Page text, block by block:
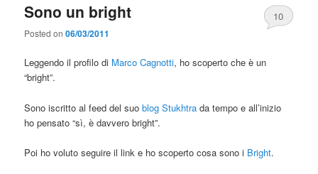
Sono un bright
Posted on06/03/2011
10
Leggendo il profilo di Marco Cagnotti, ho scoperto che è un
“bright”.
Sono iscritto al feed del suoblog Stukhtra da tempo e all’inizio
ho pensato “sì, è davvero bright”.
Poi ho voluto seguire il link e ho scoperto cosa sono i Bright.